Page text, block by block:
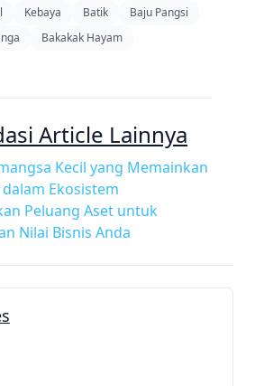
Kebaya Batik
Baju Pangsi
Bakakak Hayam
Article Lainnya
Kecil yang Memainkan
Ekosistem
Peluang Aset untuk
Nilai Bisnis Anda